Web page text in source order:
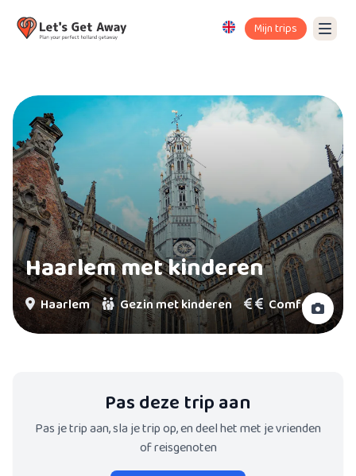
Mijn trips
Haarlem met kinderen
Haarlem Gezin met kinderen Comfort
Pas deze trip aan
Pas je trip aan, sla je trip op, en deel het met je vrienden
of reisgenoten